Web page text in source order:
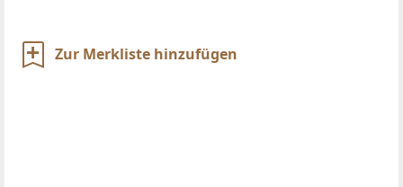
Zur Merkliste hinzufügen